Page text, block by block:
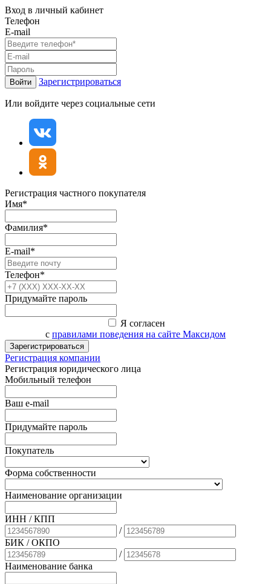
Вход в личный кабинет
Телефон
E-mail
Войти Зарегистрироваться
Или войдите через социальные сети
Регистрация частного покупателя
Имя*
Фамилия*
E-mail*
Телефон*
Придумайте пароль
Я согласен
с правилами поведения на сайте Максидом
Зарегистрироваться
Регистрация компании
Регистрация юридического лица
Мобильный телефон
Ваш e-mail
Придумайте пароль
Покупатель
Форма собственности
Наименование организации
ИНН / КПП
/
БИК / ОКПО
/
Наименование банка